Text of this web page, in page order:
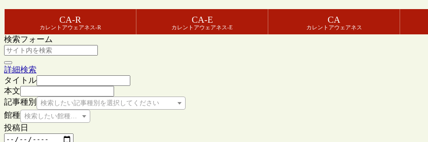
CA-R
カレントアウェアネス-R
CA-E
カレントアウェアネス-E
CA
カレントアウェアネス
検索フォーム
詳細検索
タイトル
本文
記事種別
検索したい記事種別を選択してください
館種 検索したい館種を選択してください
投稿日